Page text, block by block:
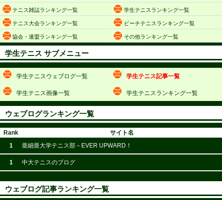
テニス雑誌ランキング一覧 学生テニスランキング一覧
テニス大会ランキング一覧 ビーチテニスランキング一覧
協会・連盟ランキング一覧 その他ランキング一覧
学生テニス サブメニュー
学生テニスウェブログ一覧 学生テニス記事一覧
学生テニス画像一覧 学生テニスランキング一覧
ウェブログランキング一覧
Rank
サイト名
1
亜細亜大学テニス部－EVER UPWARD！
1 中大テニスのブログ
ウェブログ記事ランキング一覧